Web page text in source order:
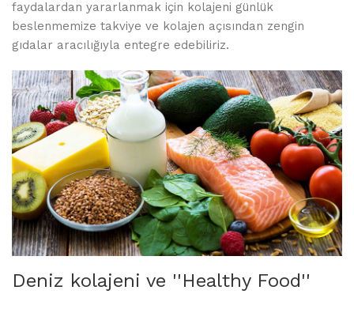
faydalardan yararlanmak için kolajeni günlük
beslenmemize takviye ve kolajen açısından zengin
gıdalar aracılığıyla entegre edebiliriz.
Deniz kolajeni ve ''Healthy Food''